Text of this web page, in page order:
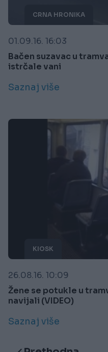
CRNA HRONIKA
01.09.16. 16:03
Bačen suzavac u
istrčale vani
Saznaj više
KIOSK
26.08.16. 10:09
Žene se potukle u
navijali (VIDEO)
Saznaj više